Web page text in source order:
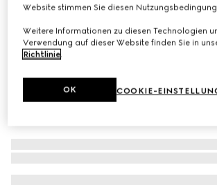
Website stimmen Sie diesen
Weitere Informationen zu diesen Technologien
Verwendung auf dieser Website finden Sie in
Richtlinie.
COOKIE-
OK